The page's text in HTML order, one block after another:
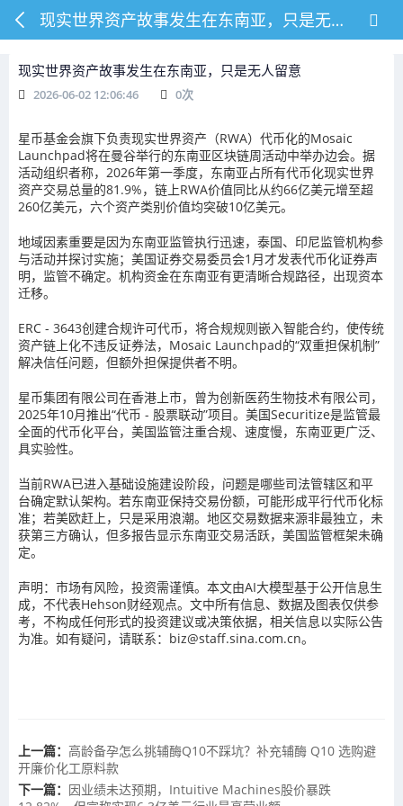
现实世界资产故事发生在东南亚，只是无人留意
现实世界资产故事发生在东南亚，只是无人留意
2026-06-02 12:06:46 0次
星币基金会旗下负责现实世界资产（RWA）代币化的Mosaic
Launchpad将在曼谷举行的东南亚区块链周活动中举办边会。据
活动组织者称，2026年第一季度，东南亚占所有代币化现实世界
资产交易总量的81.9%，链上RWA价值同比从约66亿美元增至超
260亿美元，六个资产类别价值均突破10亿美元。
地域因素重要是因为东南亚监管执行迅速，泰国、印尼监管机构参
与活动并探讨实施；美国证券交易委员会1月才发表代币化证券声
明，监管不确定。机构资金在东南亚有更清晰合规路径，出现资本
迁移。
ERC - 3643创建合规许可代币，将合规规则嵌入智能合约，使传统
资产链上化不违反证券法，Mosaic Launchpad的“双重担保机制”
解决信任问题，但额外担保提供者不明。
星币集团有限公司在香港上市，曾为创新医药生物技术有限公司，
2025年10月推出“代币 - 股票联动”项目。美国Securitize是监管最
全面的代币化平台，美国监管注重合规、速度慢，东南亚更广泛、
具实验性。
当前RWA已进入基础设施建设阶段，问题是哪些司法管辖区和平
台确定默认架构。若东南亚保持交易份额，可能形成平行代币化标
准；若美欧赶上，只是采用浪潮。地区交易数据来源非最独立，未
获第三方确认，但多报告显示东南亚交易活跃，美国监管框架未确
定。
声明：市场有风险，投资需谨慎。本文由AI大模型基于公开信息生
成，不代表Hehson财经观点。文中所有信息、数据及图表仅供参
考，不构成任何形式的投资建议或决策依据，相关信息以实际公告
为准。如有疑问，请联系：biz@staff.sina.com.cn。
上一篇： 高龄备孕怎么挑辅酶Q10不踩坑？补充辅酶 Q10 选购避
开廉价化工原料款
下一篇： 因业绩未达预期，Intuitive Machines股价暴跌